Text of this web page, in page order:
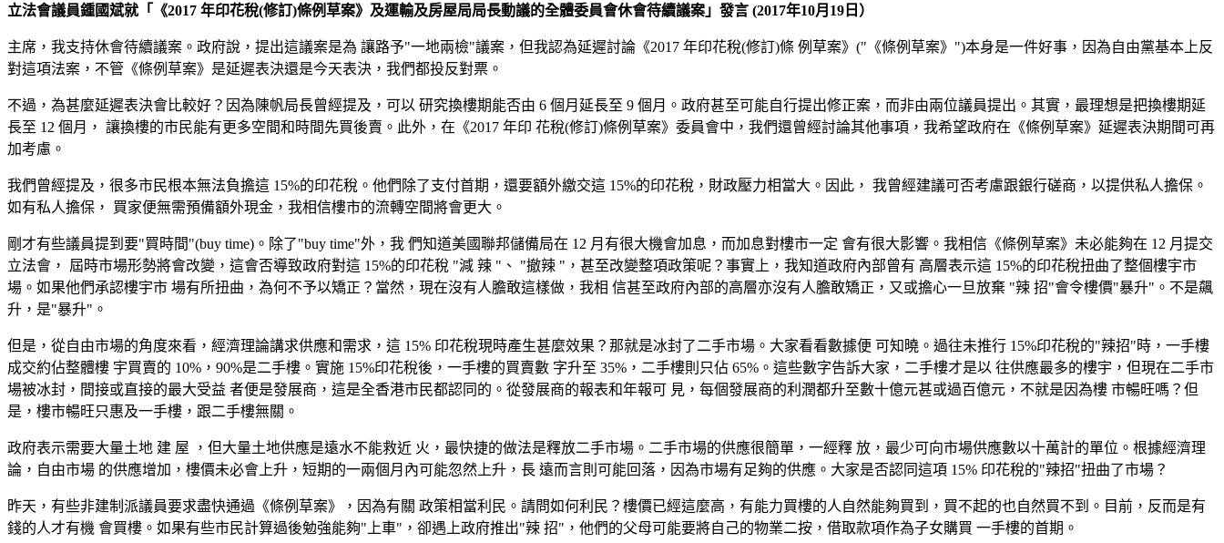
立法會議員鍾國斌就「《2017 年印花稅(修訂)條例草案》及運輸及房屋局局長動議的全體委員會休會待續議案」發言 (2017年10月19日）
主席，我支持休會待續議案。政府說，提出這議案是為 讓路予"一地兩檢"議案，但我認為延遲討論《2017 年印花稅(修訂)條 例草案》("《條例草案》")本身是一件好事，因為自由黨基本上反
對這項法案，不管《條例草案》是延遲表決還是今天表決，我們都投反對票。
不過，為甚麼延遲表決會比較好？因為陳帆局長曾經提及，可以 研究換樓期能否由 6 個月延長至 9 個月。政府甚至可能自行提出修正案，而非由兩位議員提出。其實，最理想是把換樓期延
長至 12 個月， 讓換樓的市民能有更多空間和時間先買後賣。此外，在《2017 年印 花稅(修訂)條例草案》委員會中，我們還曾經討論其他事項，我希望政府在《條例草案》延遲表決期間可再
加考慮。
我們曾經提及，很多市民根本無法負擔這 15%的印花稅。他們除了支付首期，還要額外繳交這 15%的印花稅，財政壓力相當大。因此， 我曾經建議可否考慮跟銀行磋商，以提供私人擔保。
如有私人擔保， 買家便無需預備額外現金，我相信樓市的流轉空間將會更大。
剛才有些議員提到要"買時間"(buy time)。除了"buy time"外，我 們知道美國聯邦儲備局在 12 月有很大機會加息，而加息對樓市一定 會有很大影響。我相信《條例草案》未必能夠在 12 月提交
立法會， 屆時市場形勢將會改變，這會否導致政府對這 15%的印花稅 "減 辣 "、 "撤辣 "，甚至改變整項政策呢？事實上，我知道政府內部曾有 高層表示這 15%的印花稅扭曲了整個樓宇市
場。如果他們承認樓宇市 場有所扭曲，為何不予以矯正？當然，現在沒有人膽敢這樣做，我相 信甚至政府內部的高層亦沒有人膽敢矯正，又或擔心一旦放棄 "辣 招"會令樓價"暴升"。不是飆
升，是"暴升"。
但是，從自由市場的角度來看，經濟理論講求供應和需求，這 15% 印花稅現時產生甚麼效果？那就是冰封了二手市場。大家看看數據便 可知曉。過往未推行 15%印花稅的"辣招"時，一手樓
成交約佔整體樓 宇買賣的 10%，90%是二手樓。實施 15%印花稅後，一手樓的買賣數 字升至 35%，二手樓則只佔 65%。這些數字告訴大家，二手樓才是以 往供應最多的樓宇，但現在二手市
場被冰封，間接或直接的最大受益 者便是發展商，這是全香港市民都認同的。從發展商的報表和年報可 見，每個發展商的利潤都升至數十億元甚或過百億元，不就是因為樓 市暢旺嗎？但
是，樓市暢旺只惠及一手樓，跟二手樓無關。
政府表示需要大量土地 建 屋 ，但大量土地供應是遠水不能救近 火，最快捷的做法是釋放二手市場。二手市場的供應很簡單，一經釋 放，最少可向市場供應數以十萬計的單位。根據經濟理
論，自由市場 的供應增加，樓價未必會上升，短期的一兩個月內可能忽然上升，長 遠而言則可能回落，因為市場有足夠的供應。大家是否認同這項 15% 印花稅的"辣招"扭曲了市場？
昨天，有些非建制派議員要求盡快通過《條例草案》，因為有關 政策相當利民。請問如何利民？樓價已經這麼高，有能力買樓的人自然能夠買到，買不起的也自然買不到。目前，反而是有
錢的人才有機 會買樓。如果有些市民計算過後勉強能夠"上車"，卻遇上政府推出"辣 招"，他們的父母可能要將自己的物業二按，借取款項作為子女購買 一手樓的首期。